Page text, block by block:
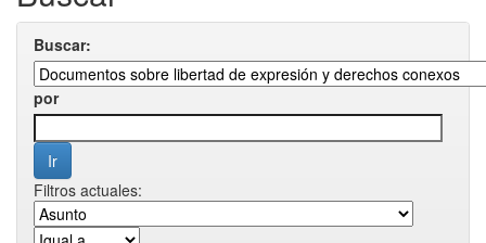
Buscar:
por
Filtros actuales: